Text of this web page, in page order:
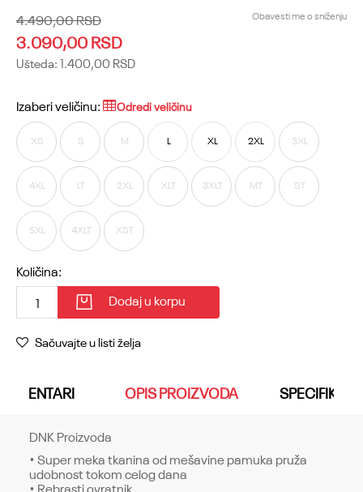
4.490,00RSD
3.090,00RSD
Ušteda: 1.400,00 RSD
Obavesti me o sniženju
Izaberi veličinu: Odredi veličinu
XS S M L XL 2XL 3XL
4XL LT 2XL XLT 3XLT MT ST
5XL 4XLT XST
Količina:
Dodaj u korpu
Sačuvajte u listi želja
OPIS PROIZVODA
DNK Proizvoda
• Super meka tkanina od mešavine pamuka pruža
udobnost tokom celog dana
• Rebrasti ovratnik